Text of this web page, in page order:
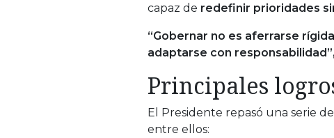
capaz de redefinir prioridades
“Gobernar no es aferrarse
adaptarse con
Principales
El Presidente repasó una serie
entre ellos: